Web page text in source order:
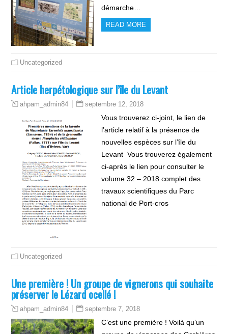
démarche…
READ MORE
Uncategorized
Article herpétologique sur l’île du Levant
ahpam_admin84 septembre 12, 2018
Vous trouverez ci-joint, le lien de
l’article relatif à la présence de
nouvelles espèces sur l’île du
Levant Vous trouverez également
ci-après le lien pour consulter le
volume 32 – 2018 complet des
travaux scientifiques du Parc
national de Port-cros
Uncategorized
Une première ! Un groupe de vignerons qui souhaite
préserver le Lézard ocellé !
ahpam_admin84 septembre 7, 2018
C’est une première ! Voilà qu’un